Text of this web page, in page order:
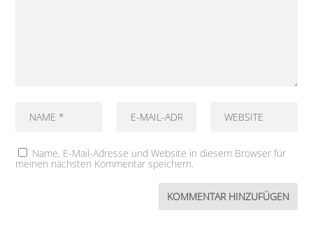
Name, E-Mail-Adresse und Website in diesem Browser für
meinen nächsten Kommentar speichern.